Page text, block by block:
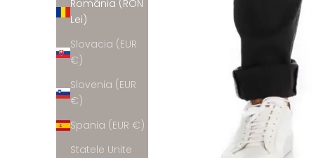
România (RON
Lei)
Slovacia (EUR
€)
Slovenia (EUR
€)
Spania (EUR €)
Statele Unite